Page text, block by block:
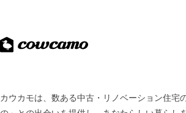
カウカモは、数ある中古・リノベーション住宅